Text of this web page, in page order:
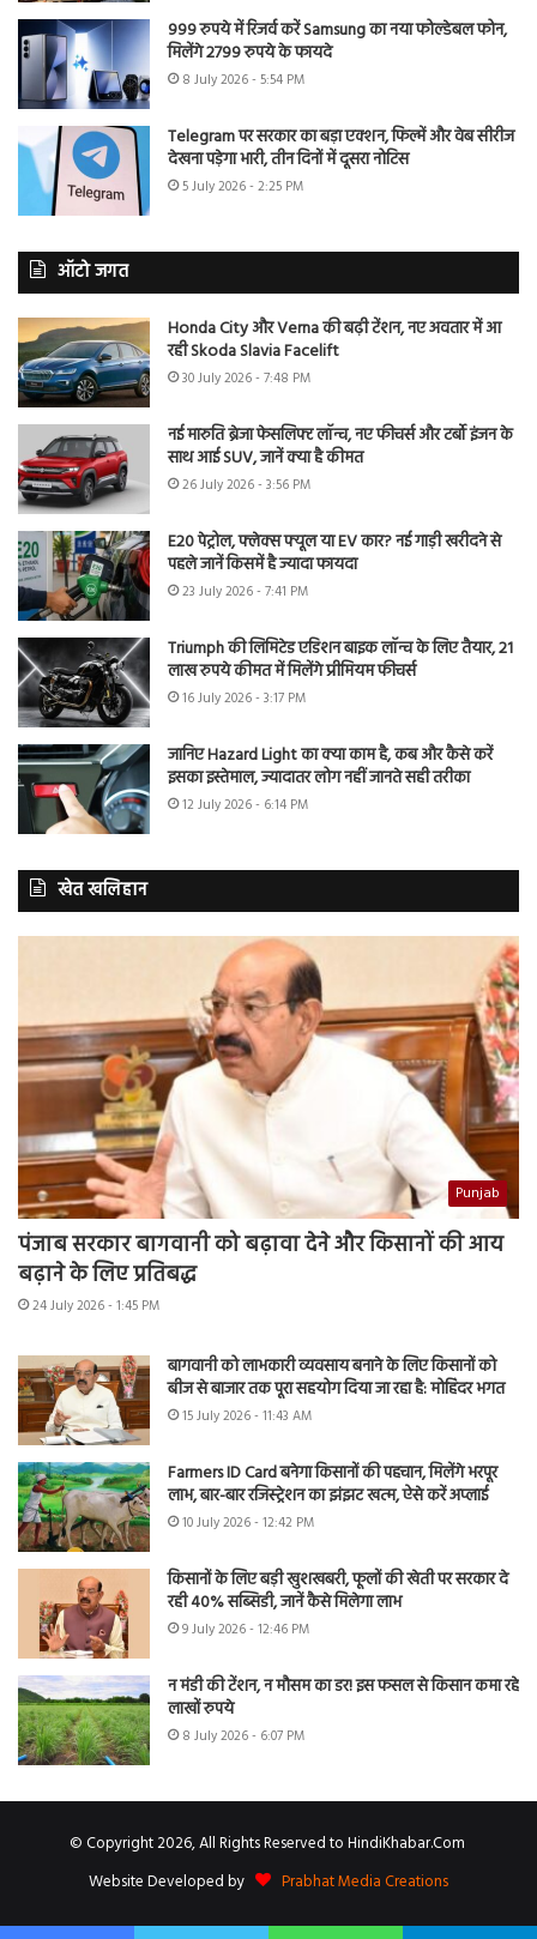
999 रुपये में रिजर्व करें Samsung का नया फोल्डेबल फोन,
मिलेंगे 2799 रुपये के फायदे
8 July 2026 - 5:54 PM
Telegram पर सरकार का बड़ा एक्शन, फिल्में और वेब सीरीज
देखना पड़ेगा भारी, तीन दिनों में दूसरा नोटिस
5 July 2026 - 2:25 PM
ऑटो जगत
Honda City और Verna की बढ़ी टेंशन, नए अवतार में आ
रही Skoda Slavia Facelift
30 July 2026 - 7:48 PM
नई मारुति ब्रेजा फेसलिफ्ट लॉन्च, नए फीचर्स और टर्बो इंजन के
साथ आई SUV, जानें क्या है कीमत
26 July 2026 - 3:56 PM
E20 पेट्रोल, फ्लेक्स फ्यूल या EV कार? नई गाड़ी खरीदने से
पहले जानें किसमें है ज्यादा फायदा
23 July 2026 - 7:41 PM
Triumph की लिमिटेड एडिशन बाइक लॉन्च के लिए तैयार, 21
लाख रुपये कीमत में मिलेंगे प्रीमियम फीचर्स
16 July 2026 - 3:17 PM
जानिए Hazard Light का क्या काम है, कब और कैसे करें
इसका इस्तेमाल, ज्यादातर लोग नहीं जानते सही तरीका
12 July 2026 - 6:14 PM
खेत खलिहान
Punjab
पंजाब सरकार बागवानी को बढ़ावा देने और किसानों की आय
बढ़ाने के लिए प्रतिबद्ध
24 July 2026 - 1:45 PM
बागवानी को लाभकारी व्यवसाय बनाने के लिए किसानों को
बीज से बाजार तक पूरा सहयोग दिया जा रहा है: मोहिंदर भगत
15 July 2026 - 11:43 AM
Farmers ID Card बनेगा किसानों की पहचान, मिलेंगे भरपूर
लाभ, बार-बार रजिस्ट्रेशन का झंझट खत्म, ऐसे करें अप्लाई
10 July 2026 - 12:42 PM
किसानों के लिए बड़ी खुशखबरी, फूलों की खेती पर सरकार दे
रही 40% सब्सिडी, जानें कैसे मिलेगा लाभ
9 July 2026 - 12:46 PM
न मंडी की टेंशन, न मौसम का डर! इस फसल से किसान कमा रहे
लाखों रुपये
8 July 2026 - 6:07 PM
© Copyright 2026, All Rights Reserved to HindiKhabar.Com
Website Developed by
Prabhat Media Creations